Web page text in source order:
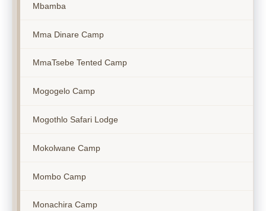
Mbamba
Mma Dinare Camp
MmaTsebe Tented Camp
Mogogelo Camp
Mogothlo Safari Lodge
Mokolwane Camp
Mombo Camp
Monachira Camp